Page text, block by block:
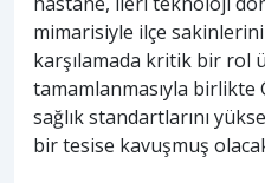
mimarisiyle ilçe
karşılamada kritik bir rol
tamamlanmasıyla birlikte
sağlık standartlarını
bir tesise kavuşmuş